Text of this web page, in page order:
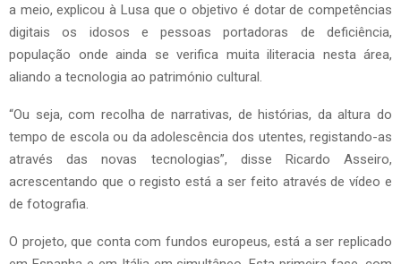
a meio, explicou à Lusa que o objetivo é dotar de competências
digitais os idosos e pessoas portadoras de deficiência,
população onde ainda se verifica muita iliteracia nesta área,
aliando a tecnologia ao património cultural.
“Ou seja, com recolha de narrativas, de histórias, da altura do
tempo de escola ou da adolescência dos utentes, registando-as
através das novas tecnologias”, disse Ricardo Asseiro,
acrescentando que o registo está a ser feito através de vídeo e
de fotografia.
O projeto, que conta com fundos europeus, está a ser replicado